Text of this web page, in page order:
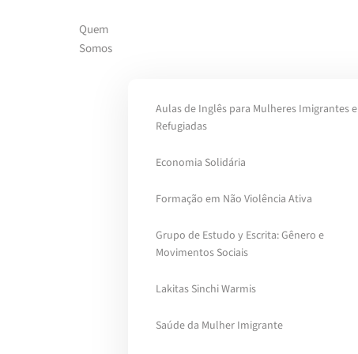
Skip to main content
Quem
Somos
Aulas de Inglês para Mulheres Imigrantes e
Refugiadas
Economia Solidária
Formação em Não Violência Ativa
Grupo de Estudo y Escrita: Gênero e
Movimentos Sociais
Lakitas Sinchi Warmis
Saúde da Mulher Imigrante